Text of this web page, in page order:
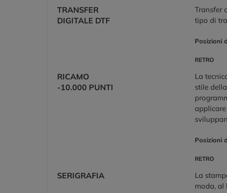
TRANSFER
DIGITALE DTF
Transfer
tipo di
Posizioni
RETRO
RICAMO
-10.000 PUNTI
La
stile
Posizioni
RETRO
SERIGRAFIA
La
moda, al